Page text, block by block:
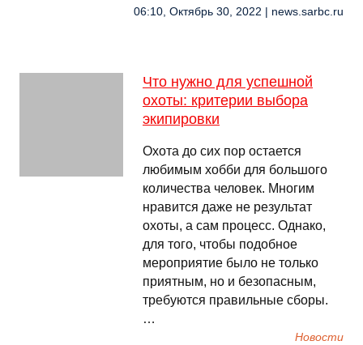
06:10, Октябрь 30, 2022 | news.sarbc.ru
Что нужно для успешной
охоты: критерии выбора
экипировки
Охота до сих пор остается
любимым хобби для большого
количества человек. Многим
нравится даже не результат
охоты, а сам процесс. Однако,
для того, чтобы подобное
мероприятие было не только
приятным, но и безопасным,
требуются правильные сборы.
…
Новости